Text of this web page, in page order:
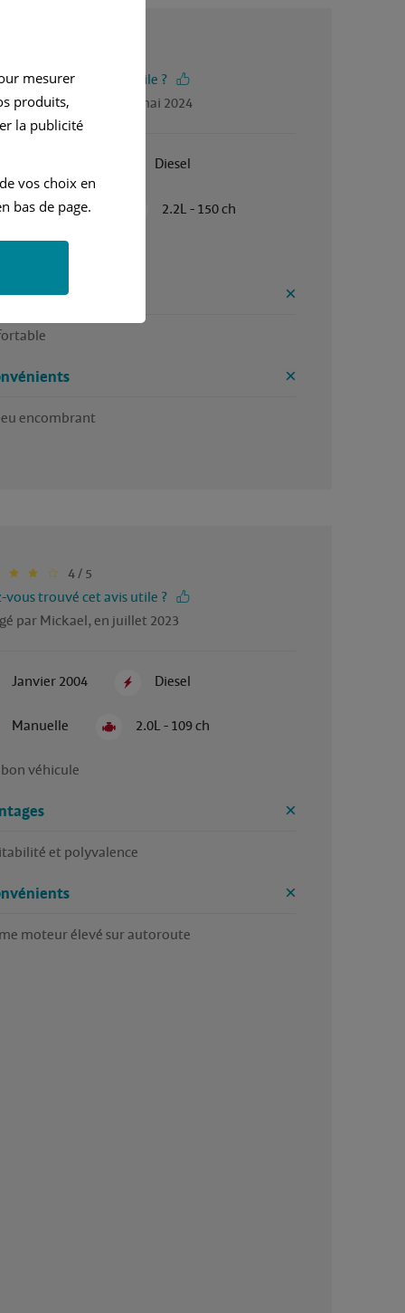
vous trouvé cet avis utile ?
par Jean-claude, en mai 2024
Diesel
Automatique 2.2L - 150 ch
encombrant
4 / 5
vous trouvé cet avis utile ?
par Mickael, en juillet 2023
Janvier 2004 Diesel
Manuelle 2.0L - 109 ch
véhicule
et polyvalence
moteur élevé sur autoroute
mesurer
produits,
la publicité
vos choix en
bas de page.